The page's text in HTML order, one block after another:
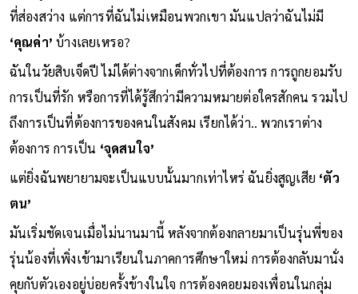
ที่ส่องสว่าง แต่การที่ฉันไม่เหมือนพวกเขา มันแปลว่าฉันไม่มี
‘คุณค่า’ บ้างเลยเหรอ?
ฉันในวัยสิบเจ็ดปี ไม่ได้ต่างจากเด็กทั่วไปที่ต้องการ การถูกยอมรับ
การเป็นที่รัก หรือการที่ได้รู้สึกว่ามีความหมายต่อใครสักคน รวมไป
ถึงการเป็นที่ต้องการของคนในสังคม เรียกได้ว่า.. พวกเราต่าง
ต้องการ การเป็น ‘จุดสนใจ’
แต่ยิ่งฉันพยายามจะเป็นแบบนั้นมากเท่าไหร่ ฉันยิ่งสูญเสีย ‘ตัว
ตน’
มันเริ่มชัดเจนเมื่อไม่นานมานี้ หลังจากต้องกลายมาเป็นรุ่นพี่ของ
รุ่นน้องที่เพิ่งเข้ามาเรียนในภาคการศึกษาใหม่ การต้องกลับมานั่ง
คุยกับตัวเองอยู่บ่อยครั้งข้างในใจ การต้องคอยมองเพื่อนในกลุ่ม